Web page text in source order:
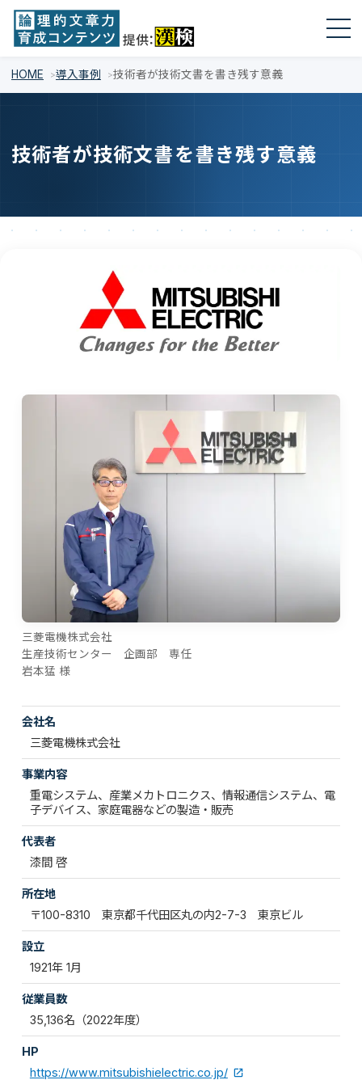
HOME 導入事例 技術者が技術文書を書き残す意義
技術者が技術文書を書き残す意義
三菱電機株式会社
生産技術センター 企画部 専任
岩本猛 様
会社名
三菱電機株式会社
事業内容
重電システム、産業メカトロニクス、情報通信システム、電
子デバイス、家庭電器などの製造・販売
代表者
漆間 啓
所在地
〒100-8310 東京都千代田区丸の内2-7-3 東京ビル
設立
1921年 1月
従業員数
35,136名（2022年度）
HP
https://www.mitsubishielectric.co.jp/